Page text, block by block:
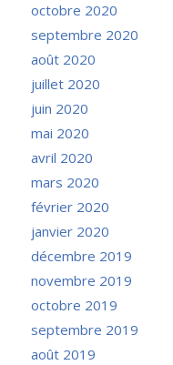
octobre 2020
septembre 2020
août 2020
juillet 2020
juin 2020
mai 2020
avril 2020
mars 2020
février 2020
janvier 2020
décembre 2019
novembre 2019
octobre 2019
septembre 2019
août 2019